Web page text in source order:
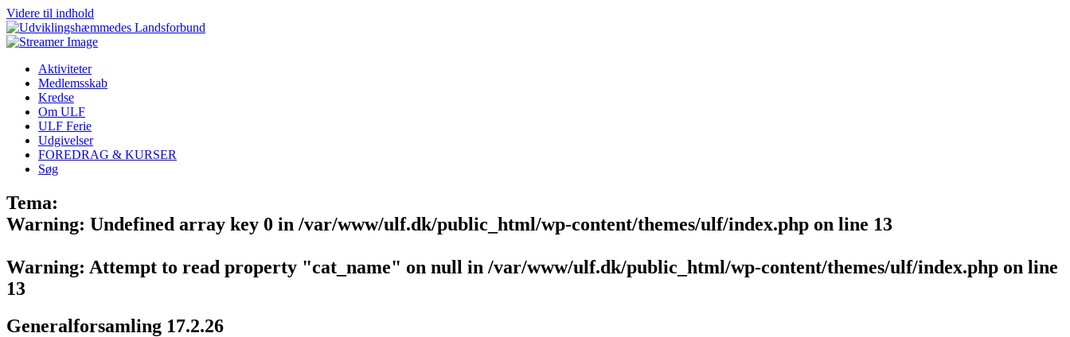
Videre til indhold
Aktiviteter
Medlemsskab
Kredse
Om ULF
ULF Ferie
Udgivelser
FOREDRAG & KURSER
Søg
Tema:
Warning: Undefined array key 0 in /var/www/ulf.dk/public_html/wp-content/themes/ulf/index.php on line 13
Warning: Attempt to read property "cat_name" on null in /var/www/ulf.dk/public_html/wp-content/themes/ulf/index.php on line
13
Generalforsamling 17.2.26